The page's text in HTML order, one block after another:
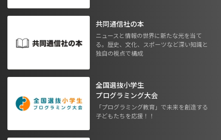
共同通信社の本
ニュースと情報の世界に新たな光を当て
る。歴史、文化、スポーツなど深い知識と
独自の視点で構成
全国選抜小学生
プログラミング大会
「プログラミング教育」で未来を創造する
子どもたちを応援！！